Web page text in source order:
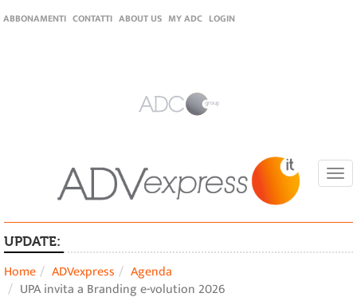
ABBONAMENTI CONTATTI ABOUT US MY ADC LOGIN
UPDATE:
Home ADVexpress
Agenda
UPA invita a Branding e-volution 2026